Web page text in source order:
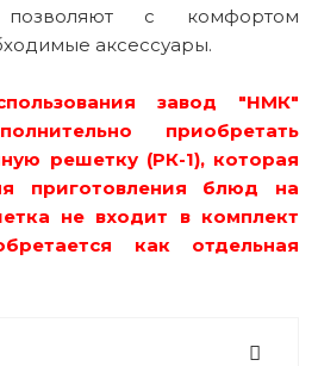
с комфортом
аксессуары.
завод "НМК"
приобретать
решетку (РК-1), которая
приготовления блюд на
не входит в комплект
как отдельная